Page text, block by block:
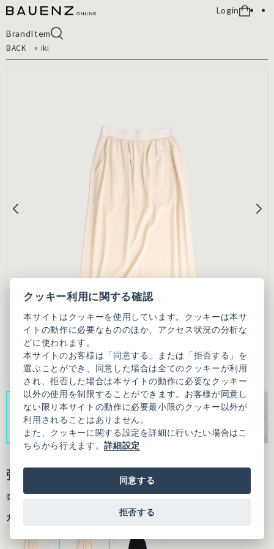
Login
BrandItem
BACK
» iki
強撚スムース Iラインスカート
商品番号：3101SK011251F99
カラー
クッキー利用に関する確認
本サイトはクッキーを使用しています。クッキーは本サ
イトの動作に必要なもののほか、アクセス状況の分析な
どに使われます。
本サイトのお客様は「同意する」または「拒否する」を
選ぶことができ、同意した場合は全てのクッキーが利用
され、拒否した場合は本サイトの動作に必要なクッキー
以外の使用を制限することができます。お客様が同意し
ない限り本サイトの動作に必要最小限のクッキー以外が
利用されることはありません。
また、クッキーに関する設定を詳細に行いたい場合はこ
ちらから行えます。詳細設定
同意する
拒否する